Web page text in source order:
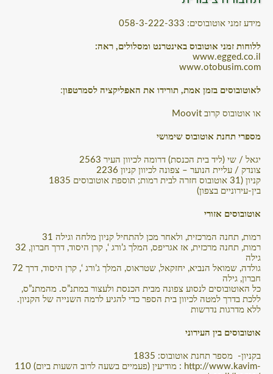
מידע זמני אוטובוסים: 058-3-222-333
:ללוחות זמני אוטובוס באינטרנט ומסלולים, ראה
www.egged.co.il
www.otobusim.com
:לאוטובוסים בזמן אמת, תורידו את האפליקציה לסמרטפון
Moovit או אוטובוס קרוב
מספרי תחנת אוטובוס שימושי
2563 יגאל / שי (ליד בית הכנסת) דרומה לכיוון העיר
2236 צונדק / עליית הנוער – צפונה לכיוון קניון
1835 קניון (31 אוטובוס חזרה לבית רמות; תוספת אוטובוסים
בין-עירוניים בצפון)
אוטובוסים אזורי
31 רמות, תחנה המרכזית, ולאחר מכן להתחיל קניון מלחה וגילה
32 רמות, תחנה מרכזית, אז אגריפס, המלך ג’ורג ‘, קרן היסוד, דרך חברון,
גילה
72 גולדה, שמואל הנביא, יחזקאל, שטראוס, המלך ג’ורג ‘, קרן היסוד, דרך
חברון, גילה
כל האוטובוסים לנסוע צפונה מבית הכנסת ולעצור במתנ”ס. מהמתנ”ס,
ללכת בדרך למטה לכיוון בית הספר כדי להגיע לרמה השנייה של הקניון.
ללא מדרגות נדרשות
אוטובוסים בין העירוני
בקניון- מספר תחנת אוטובוס: 1835
110 (מודיעין (פעמיים בשעה לרוב השעות ביום : http://www.kavim-